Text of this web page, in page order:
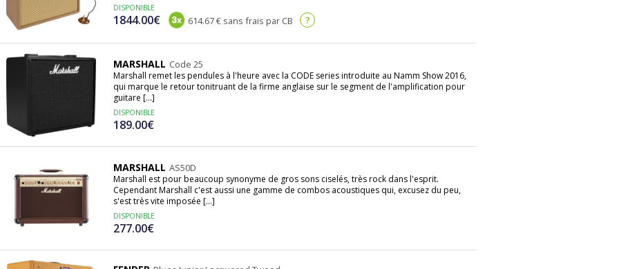
DISPONIBLE
1844.00€ 614.67 € sans frais par CB ?
MARSHALL Code 25
Marshall remet les pendules à l'heure avec la CODE series introduite au Namm Show 2016,
qui marque le retour tonitruant de la firme anglaise sur le segment de l'amplification pour
guitare [...]
DISPONIBLE
189.00€
MARSHALL AS50D
Marshall est pour beaucoup synonyme de gros sons ciselés, très rock dans l'esprit.
Cependant Marshall c'est aussi une gamme de combos acoustiques qui, excusez du peu,
s'est très vite imposée [...]
DISPONIBLE
277.00€